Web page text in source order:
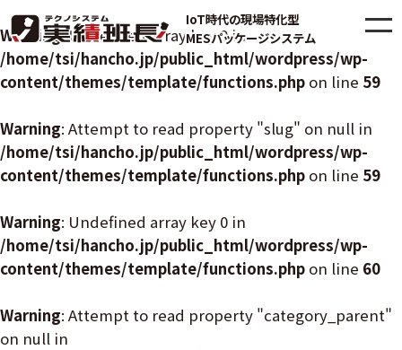
Warning: Undefined array key 0 in
/home/tsi/hancho.jp/public_html/wordpress/wp-
content/themes/template/functions.php on line 59
Warning: Attempt to read property "slug" on null in
/home/tsi/hancho.jp/public_html/wordpress/wp-
content/themes/template/functions.php on line 59
Warning: Undefined array key 0 in
/home/tsi/hancho.jp/public_html/wordpress/wp-
content/themes/template/functions.php on line 60
Warning: Attempt to read property "category_parent"
on null in
IoT時代の現場特化型
MESパッケージシステム